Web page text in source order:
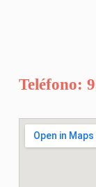
Teléfono: